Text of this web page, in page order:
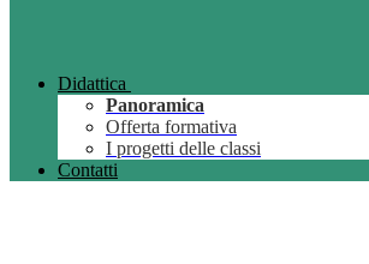
Didattica
Panoramica
Offerta formativa
I progetti delle classi
Contatti